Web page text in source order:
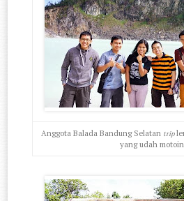
Anggota Balada Bandung Selatan trip
yang udah